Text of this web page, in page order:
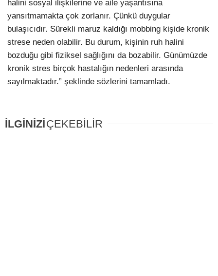
halini sosyal ilişkilerine ve aile yaşantısına
yansıtmamakta çok zorlanır. Çünkü duygular
bulaşıcıdır. Sürekli maruz kaldığı mobbing kişide kronik
strese neden olabilir. Bu durum, kişinin ruh halini
bozduğu gibi fiziksel sağlığını da bozabilir. Günümüzde
kronik stres birçok hastalığın nedenleri arasında
sayılmaktadır.” şeklinde sözlerini tamamladı.
İLGİNİZİÇEKEBİLİR